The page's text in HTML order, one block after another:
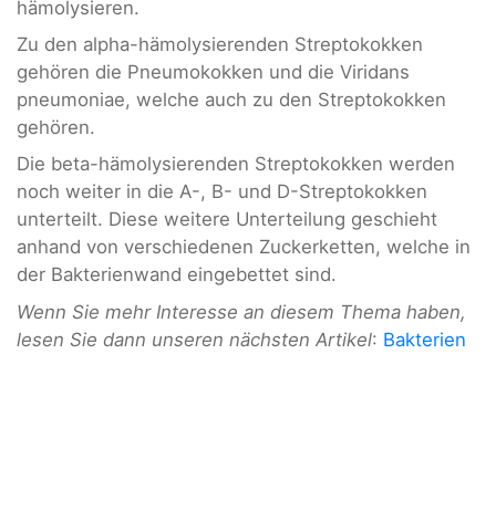
hämolysieren.
Zu den alpha-hämolysierenden Streptokokken
gehören die Pneumokokken und die Viridans
pneumoniae, welche auch zu den Streptokokken
gehören.
Die beta-hämolysierenden Streptokokken werden
noch weiter in die A-, B- und D-Streptokokken
unterteilt. Diese weitere Unterteilung geschieht
anhand von verschiedenen Zuckerketten, welche in
der Bakterienwand eingebettet sind.
Wenn Sie mehr Interesse an diesem Thema haben,
lesen Sie dann unseren nächsten Artikel: Bakterien